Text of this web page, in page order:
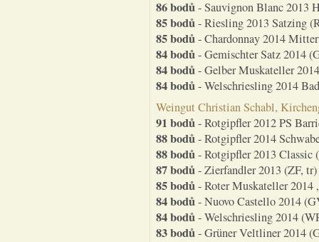
86 bodů- Sauvignon Blanc 2013
85 bodů- Riesling 2013 Satzing
85 bodů- Chardonnay 2014
84 bodů- Gemischter Satz 2014
84 bodů- Gelber Muskateller
84 bodů- Welschriesling 2014
Weingut Christian Schabl,
91 bodů- Rotgipfler 2012 PS
88 bodů- Rotgipfler 2014
88 bodů- Rotgipfler 2013 Classic
87 bodů- Zierfandler 2013 (ZF, tr)
85 bodů- Roter Muskateller
84 bodů- Nuovo Castello 2014
84 bodů- Welschriesling 2014
83 bodů- Grüner Veltliner 2014